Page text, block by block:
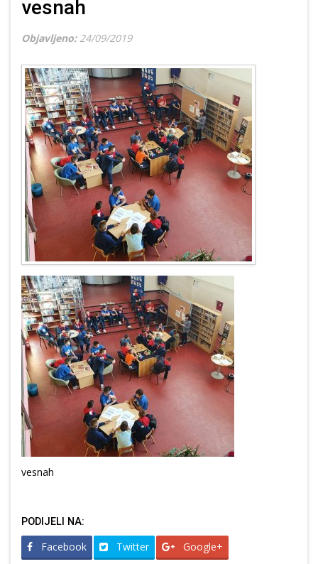
vesnah
Objavljeno: 24/09/2019
vesnah
PODIJELI NA:
Facebook Twitter Google+